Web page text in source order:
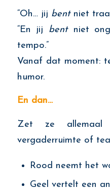
“Oh… jij bentniet
“En jij bentniet
tempo.”
Vanaf dat moment:
humor.
En dan…
Zet ze
vergaderruimte of
Rood neemt het
Geel vertelt een